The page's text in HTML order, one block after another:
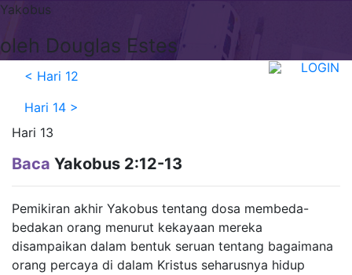
LOGIN
Yakobus
oleh Douglas Estes
< Hari 12
Hari 14 >
Hari 13
Baca Yakobus 2:12-13
Pemikiran akhir Yakobus tentang dosa membeda-
bedakan orang menurut kekayaan mereka
disampaikan dalam bentuk seruan tentang bagaimana
orang percaya di dalam Kristus seharusnya hidup